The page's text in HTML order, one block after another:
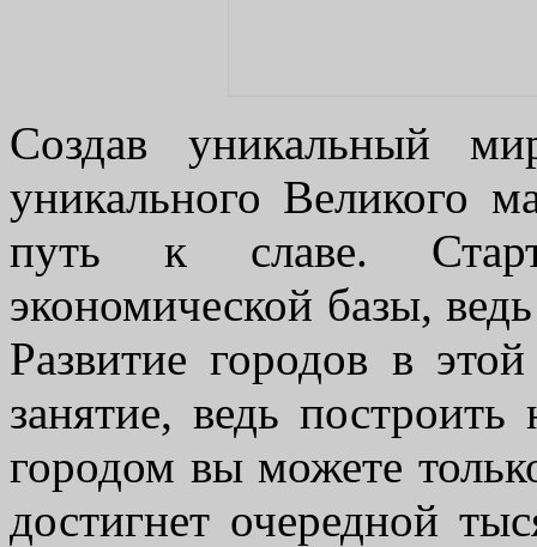
Создав уникальный
уникального Великого
путь к славе.
экономической базы,
Развитие городов в
занятие, ведь
городом вы можете
достигнет очередной